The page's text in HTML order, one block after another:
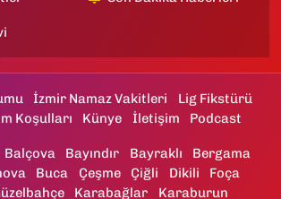
İzmir Namaz Vakitleri
Lig Fikstürü
Koşulları
Künye İletişim Podcast
Balçova Bayındır Bayraklı
Bergama
Buca Çeşme Çiğli Dikili
Foça
Karabağlar Karaburun